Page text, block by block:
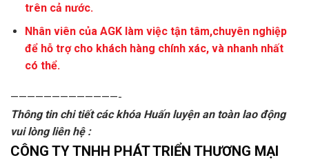
trên cả nước.
Nhân viên của AGK làm việc tận tâm,chuyên nghiệp
để hỗ trợ cho khách hàng chính xác, và nhanh nhất
có thể.
—————————————-
Thông tin chi tiết các khóa Huấn luyện an toàn lao động
vui lòng liên hệ :
CÔNG TY TNHH PHÁT TRIỂN THƯƠNG MẠI